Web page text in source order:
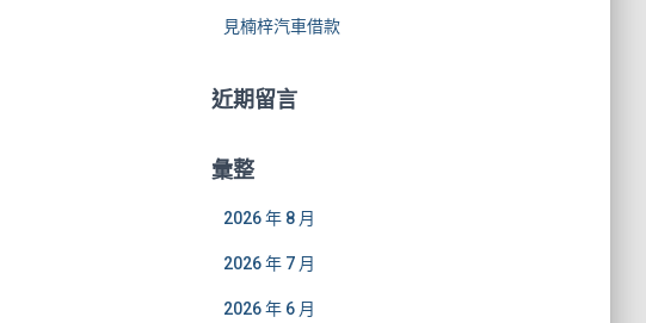
見楠梓汽車借款
近期留言
彙整
2026 年 8 月
2026 年 7 月
2026 年 6 月